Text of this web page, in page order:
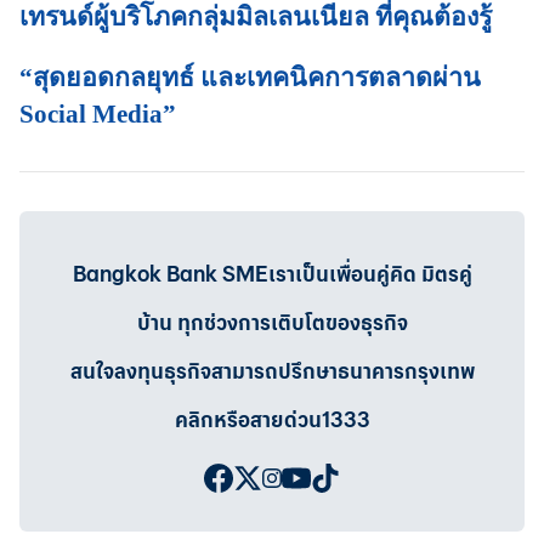
เทรนด์ผู้บริโภคกลุ่มมิลเลนเนียล ที่คุณต้องรู้
“สุดยอดกลยุทธ์ และเทคนิคการตลาดผ่าน
Social Media”
Bangkok Bank SMEเราเป็นเพื่อนคู่คิด มิตรคู่
บ้าน ทุกช่วงการเติบโตของธุรกิจ
สนใจลงทุนธุรกิจสามารถปรึกษาธนาคารกรุงเทพ
คลิกหรือสายด่วน1333